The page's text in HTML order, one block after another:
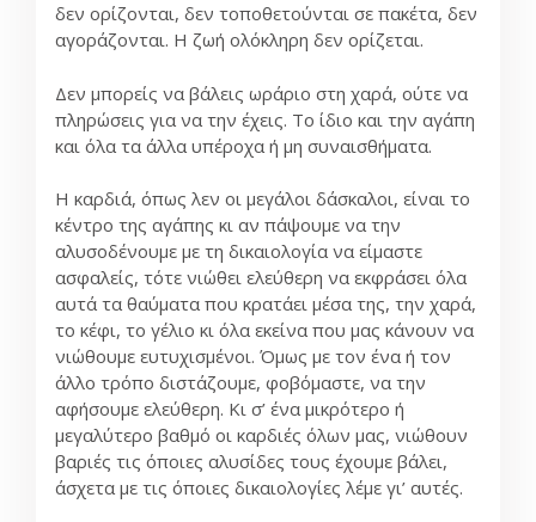
δεν ορίζονται, δεν τοποθετούνται σε πακέτα, δεν
αγοράζονται. Η ζωή ολόκληρη δεν ορίζεται.
Δεν μπορείς να βάλεις ωράριο στη χαρά, ούτε να
πληρώσεις για να την έχεις. Το ίδιο και την αγάπη
και όλα τα άλλα υπέροχα ή μη συναισθήματα.
Η καρδιά, όπως λεν οι μεγάλοι δάσκαλοι, είναι το
κέντρο της αγάπης κι αν πάψουμε να την
αλυσοδένουμε με τη δικαιολογία να είμαστε
ασφαλείς, τότε νιώθει ελεύθερη να εκφράσει όλα
αυτά τα θαύματα που κρατάει μέσα της, την χαρά,
το κέφι, το γέλιο κι όλα εκείνα που μας κάνουν να
νιώθουμε ευτυχισμένοι. Όμως με τον ένα ή τον
άλλο τρόπο διστάζουμε, φοβόμαστε, να την
αφήσουμε ελεύθερη. Κι σ’ ένα μικρότερο ή
μεγαλύτερο βαθμό οι καρδιές όλων μας, νιώθουν
βαριές τις όποιες αλυσίδες τους έχουμε βάλει,
άσχετα με τις όποιες δικαιολογίες λέμε γι’ αυτές.